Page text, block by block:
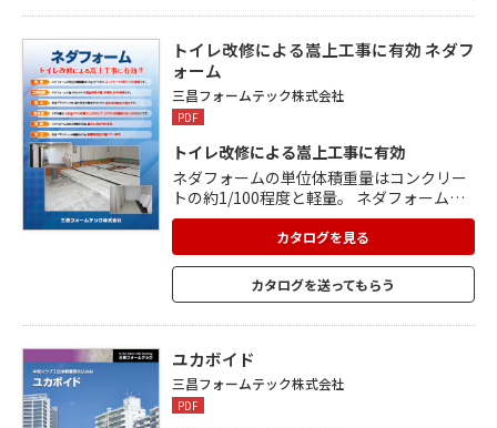
トイレ改修による嵩上工事に有効 ネダフ
ォーム
三昌フォームテック株式会社
PDF
トイレ改修による嵩上工事に有効
ネダフォームの単位体積重量はコンクリー
トの約1/100程度と軽量。 ネダフォームに
使うモルタルの養生時間は夏24時間、冬48
時間で、工期の短縮が図れます。 発泡プラ
スチックは、独立気泡で構成されており、
吸水率は極めて僅か。 ネダフォーム自体が
断熱材のため、暖かい床が作れます。 耐荷
カタログを見る
カタログを送ってもらう
ユカボイド
三昌フォームテック株式会社
PDF